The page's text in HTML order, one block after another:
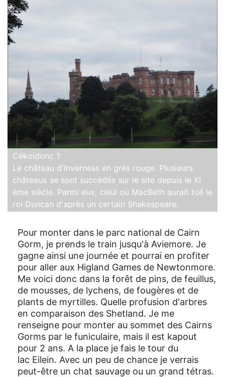
Cékoidonc ?
Le château d'Inverness en grès rouge. Plusieurs
châteaux se sont succédés sur le site depuis le XI
ème siècle. Parmi eux, celui où MacBeth aurait tué le
roi Duncan d'après un certain Shakespeare.
Pour monter dans le parc national de Cairn
Gorm, je prends le train jusqu'à Aviemore. Je
gagne ainsi une journée et pourrai en profiter
pour aller aux Higland Games de Newtonmore.
Me voici donc dans la forêt de pins, de feuillus,
de mousses, de lychens, de fougères et de
plants de myrtilles. Quelle profusion d'arbres
en comparaison des Shetland. Je me
renseigne pour monter au sommet des Cairns
Gorms par le funiculaire, mais il est kapout
pour 2 ans. A la place je fais le tour du
lac Eilein. Avec un peu de chance je verrais
peut-être un chat sauvage ou un grand tétras.